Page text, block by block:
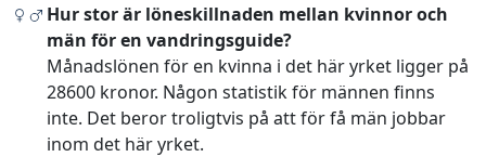
Hur stor är löneskillnaden mellan kvinnor och
män för en vandringsguide?
Månadslönen för en kvinna i det här yrket ligger på
28600 kronor. Någon statistik för männen finns
inte. Det beror troligtvis på att för få män jobbar
inom det här yrket.